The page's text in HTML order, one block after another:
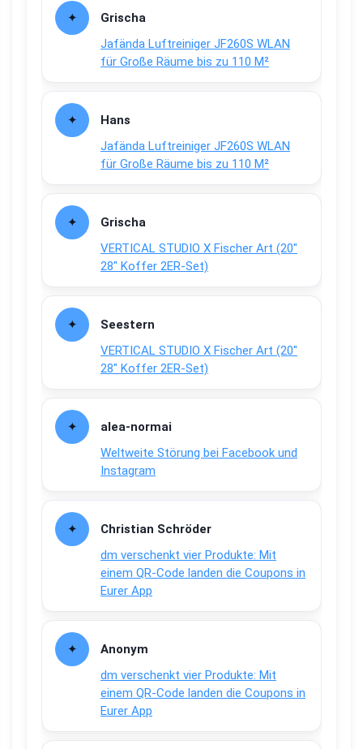
Grischa
Jafända Luftreiniger JF260S WLAN
für Große Räume bis zu 110 M²
Hans
Jafända Luftreiniger JF260S WLAN
für Große Räume bis zu 110 M²
Grischa
VERTICAL STUDIO X Fischer Art (20″
28″ Koffer 2ER-Set)
Seestern
VERTICAL STUDIO X Fischer Art (20″
28″ Koffer 2ER-Set)
alea-normai
Weltweite Störung bei Facebook und
Instagram
Christian Schröder
dm verschenkt vier Produkte: Mit
einem QR-Code landen die Coupons in
Eurer App
Anonym
dm verschenkt vier Produkte: Mit
einem QR-Code landen die Coupons in
Eurer App